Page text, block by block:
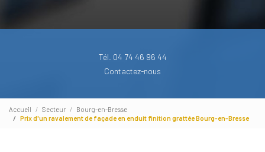
Tél. 04 74 46 96 44
Contactez-nous
Accueil Secteur
Bourg-en-Bresse
Prix d'un ravalement de façade en enduit finition grattée Bourg-en-Bresse